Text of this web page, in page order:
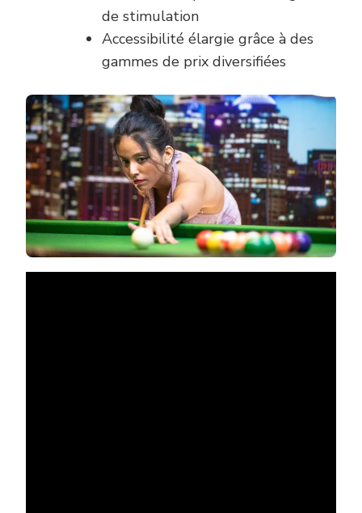
de stimulation
Accessibilité élargie grâce à des
gammes de prix diversifiées